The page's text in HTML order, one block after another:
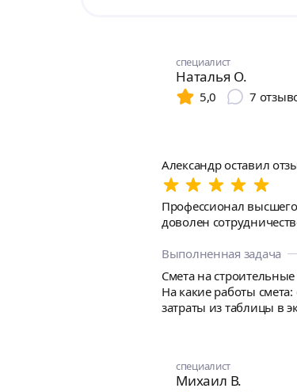
специалист
Наталья О.
5,0
7
Александр оставил
Профессионал
доволен
Выполненная задача
Смета на
На какие работы
затраты из таблицы в
специалист
Михаил В.